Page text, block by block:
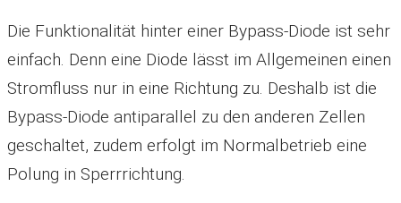
Die Funktionalität hinter einer Bypass-Diode ist sehr
einfach. Denn eine Diode lässt im Allgemeinen einen
Stromfluss nur in eine Richtung zu. Deshalb ist die
Bypass-Diode antiparallel zu den anderen Zellen
geschaltet, zudem erfolgt im Normalbetrieb eine
Polung in Sperrrichtung.